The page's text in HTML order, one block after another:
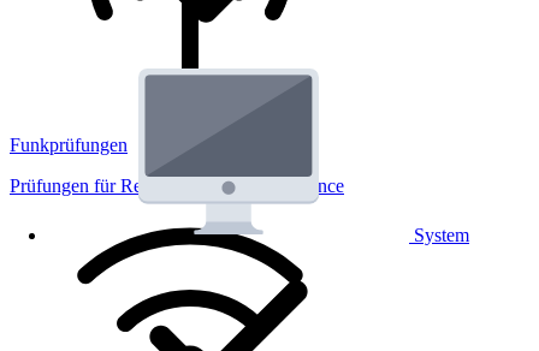
System
Funkprüfungen
Prüfungen für Regulatorik und Performance